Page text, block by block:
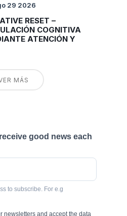
29 2026
RESET –
COGNITIVA
ATENCIÓN Y
MÁS
good news each
to subscribe. For e.g
newsletters and accept the data